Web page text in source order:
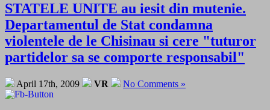
STATELE UNITE au iesit din mutenie.
Departamentul de Stat condamna
violentele de le Chisinau si cere "tuturor
partidelor sa se comporte responsabil"
April 17th, 2009 VR No Comments »